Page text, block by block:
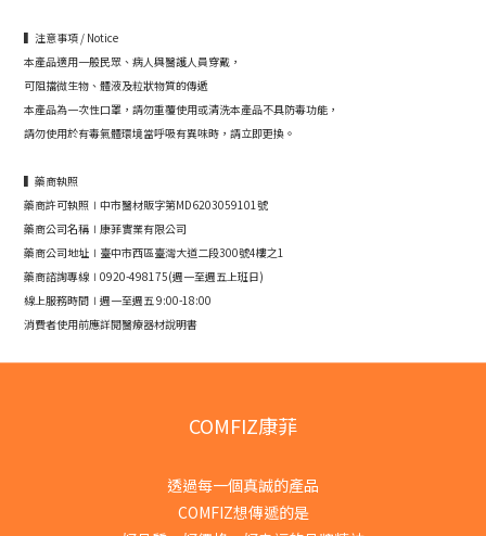
▍注意事項 / Notice
本產品適用一般民眾、病人與醫護人員穿戴，
可阻擋微生物、體液及粒狀物質的傳遞
本產品為一次性口罩，請勿重覆使用或清洗本產品不具防毒功能，
請勿使用於有毒氣體環境當呼吸有異味時，請立即更換。
▍藥商執照
藥商許可執照∣中市醫材販字第MD6203059101號
藥商公司名稱∣康菲實業有限公司
藥商公司地址∣臺中市西區臺灣大道二段300號4樓之1
藥商諮詢專線∣0920-498175(週一至週五上班日)
線上服務時間∣週一至週五 9:00-18:00
消費者使用前應詳閱醫療器材說明書
COMFIZ康菲
透過每一個真誠的產品
COMFIZ想傳遞的是